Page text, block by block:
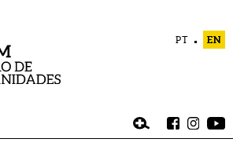
PT EN